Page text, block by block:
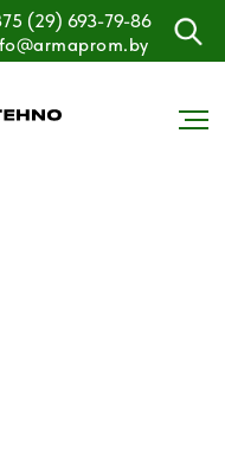
(29) 693-79-86
79-86